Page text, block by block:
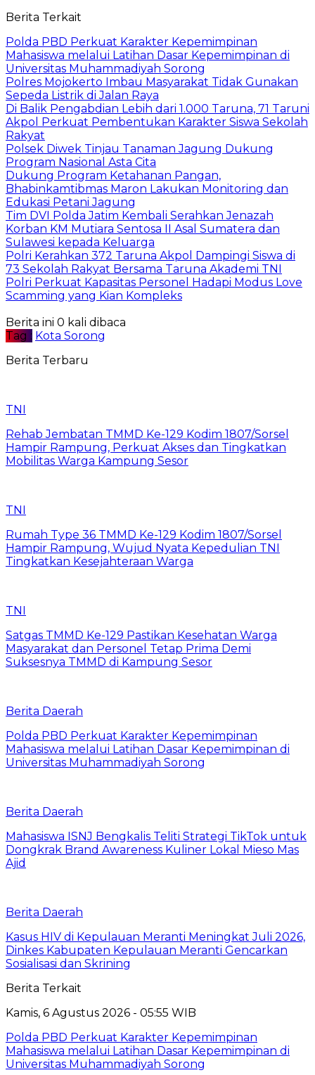
Berita Terkait
Polda PBD Perkuat Karakter Kepemimpinan
Mahasiswa melalui Latihan Dasar Kepemimpinan di
Universitas Muhammadiyah Sorong
Polres Mojokerto Imbau Masyarakat Tidak Gunakan
Sepeda Listrik di Jalan Raya
Di Balik Pengabdian Lebih dari 1.000 Taruna, 71 Taruni
Akpol Perkuat Pembentukan Karakter Siswa Sekolah
Rakyat
Polsek Diwek Tinjau Tanaman Jagung Dukung
Program Nasional Asta Cita
Dukung Program Ketahanan Pangan,
Bhabinkamtibmas Maron Lakukan Monitoring dan
Edukasi Petani Jagung
Tim DVI Polda Jatim Kembali Serahkan Jenazah
Korban KM Mutiara Sentosa II Asal Sumatera dan
Sulawesi kepada Keluarga
Polri Kerahkan 372 Taruna Akpol Dampingi Siswa di
73 Sekolah Rakyat Bersama Taruna Akademi TNI
Polri Perkuat Kapasitas Personel Hadapi Modus Love
Scamming yang Kian Kompleks
Berita ini 0 kali dibaca
Tag : Kota Sorong
Berita Terbaru
TNI
Rehab Jembatan TMMD Ke-129 Kodim 1807/Sorsel
Hampir Rampung, Perkuat Akses dan Tingkatkan
Mobilitas Warga Kampung Sesor
TNI
Rumah Type 36 TMMD Ke-129 Kodim 1807/Sorsel
Hampir Rampung, Wujud Nyata Kepedulian TNI
Tingkatkan Kesejahteraan Warga
TNI
Satgas TMMD Ke-129 Pastikan Kesehatan Warga
Masyarakat dan Personel Tetap Prima Demi
Suksesnya TMMD di Kampung Sesor
Berita Daerah
Polda PBD Perkuat Karakter Kepemimpinan
Mahasiswa melalui Latihan Dasar Kepemimpinan di
Universitas Muhammadiyah Sorong
Berita Daerah
Mahasiswa ISNJ Bengkalis Teliti Strategi TikTok untuk
Dongkrak Brand Awareness Kuliner Lokal Mieso Mas
Ajid
Berita Daerah
Kasus HIV di Kepulauan Meranti Meningkat Juli 2026,
Dinkes Kabupaten Kepulauan Meranti Gencarkan
Sosialisasi dan Skrining
Berita Terkait
Kamis, 6 Agustus 2026 - 05:55 WIB
Polda PBD Perkuat Karakter Kepemimpinan
Mahasiswa melalui Latihan Dasar Kepemimpinan di
Universitas Muhammadiyah Sorong